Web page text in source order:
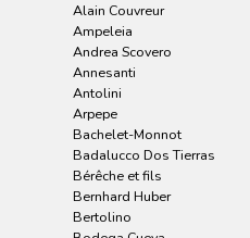
Alain Couvreur
Ampeleia
Andrea Scovero
Annesanti
Antolini
Arpepe
Bachelet-Monnot
Badalucco Dos Tierras
Bérêche et fils
Bernhard Huber
Bertolino